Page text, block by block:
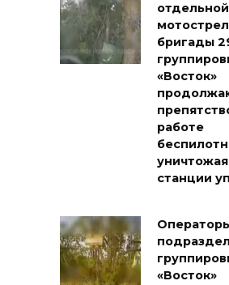
отдельной
бригады
«Восток»
работе
станции
«Восток»